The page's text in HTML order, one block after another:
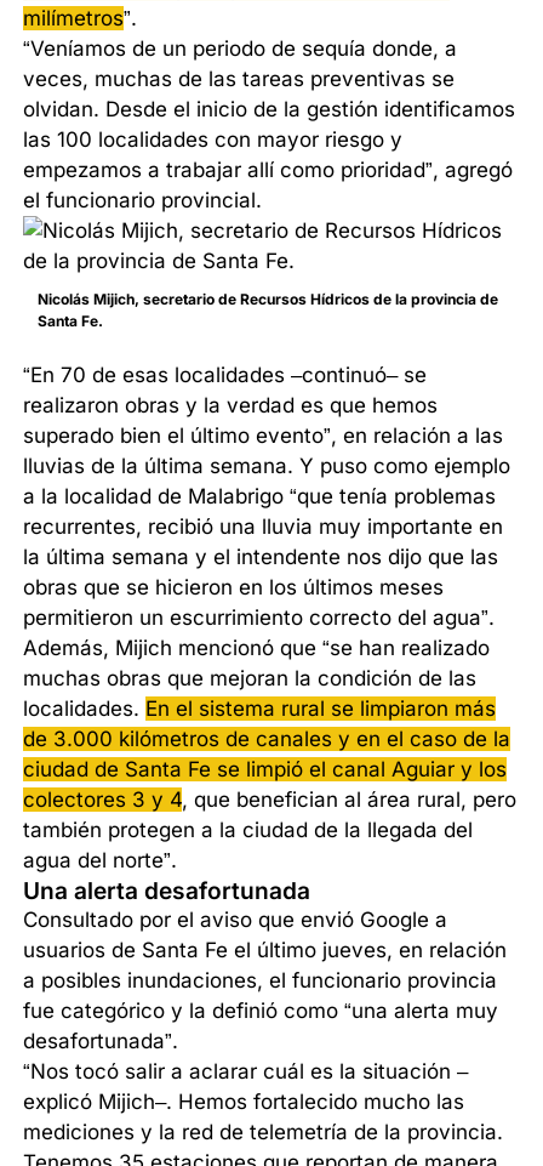
milímetros”.
“Veníamos de un periodo de sequía donde, a
veces, muchas de las tareas preventivas se
olvidan. Desde el inicio de la gestión identificamos
las 100 localidades con mayor riesgo y
empezamos a trabajar allí como prioridad”, agregó
el funcionario provincial.
Nicolás Mijich, secretario de Recursos Hídricos de la provincia de
Santa Fe.
“En 70 de esas localidades –continuó– se
realizaron obras y la verdad es que hemos
superado bien el último evento”, en relación a las
lluvias de la última semana. Y puso como ejemplo
a la localidad de Malabrigo “que tenía problemas
recurrentes, recibió una lluvia muy importante en
la última semana y el intendente nos dijo que las
obras que se hicieron en los últimos meses
permitieron un escurrimiento correcto del agua”.
Además, Mijich mencionó que “se han realizado
muchas obras que mejoran la condición de las
localidades. En el sistema rural se limpiaron más
de 3.000 kilómetros de canales y en el caso de la
ciudad de Santa Fe se limpió el canal Aguiar y los
colectores 3 y 4, que benefician al área rural, pero
también protegen a la ciudad de la llegada del
agua del norte”.
Una alerta desafortunada
Consultado por el aviso que envió Google a
usuarios de Santa Fe el último jueves, en relación
a posibles inundaciones, el funcionario provincia
fue categórico y la definió como “una alerta muy
desafortunada”.
“Nos tocó salir a aclarar cuál es la situación –
explicó Mijich–. Hemos fortalecido mucho las
mediciones y la red de telemetría de la provincia.